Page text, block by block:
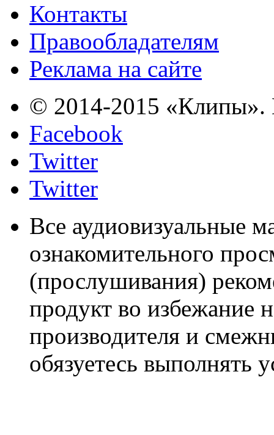
Контакты
Правообладателям
Реклама на сайте
© 2014-2015 «Клипы».
Facebook
Twitter
Twitter
Все аудиовизуальные
ознакомительного
(прослушивания)
продукт во избежание
производителя и
обязуетесь выполнять